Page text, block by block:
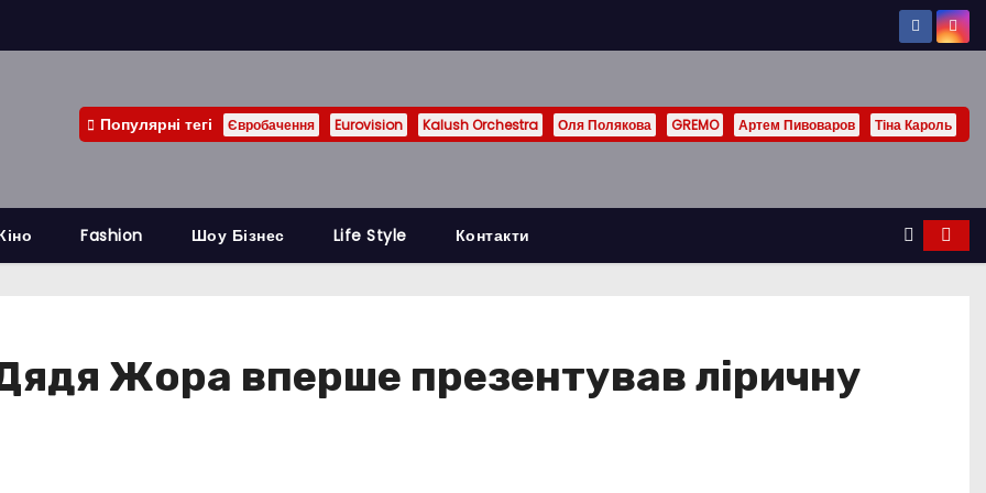
Популярні тегі Євробачення Eurovision Kalush Orchestra Оля Полякова GREMO Артем Пивоваров Тіна Кароль
Fashion Шоу Бізнес Life Style Контакти
Жора вперше презентував ліричну